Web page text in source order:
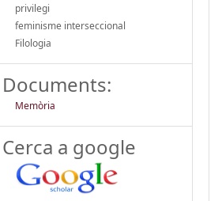
privilegi
feminisme interseccional
Filologia
Documents:
Memòria
Cerca a google